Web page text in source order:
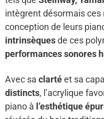
intègrent désormais
conception de leurs
intrinsèquesde ces
performances sonores
Avec sa clartéet sa
distincts, l’acrylique
piano à l’esthétique